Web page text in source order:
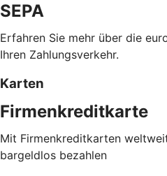
SEPA
Erfahren Sie mehr über die
Ihren Zahlungsverkehr.
Karten
Firmenkreditkarte
Mit Firmenkreditkarten
bargeldlos bezahlen